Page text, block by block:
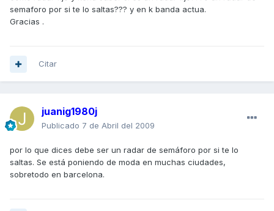
semaforo por si te lo saltas??? y en k banda actua.
Gracias .
Citar
juanig1980j
Publicado 7 de Abril del 2009
por lo que dices debe ser un radar de semáforo por si te lo
saltas. Se está poniendo de moda en muchas ciudades,
sobretodo en barcelona.